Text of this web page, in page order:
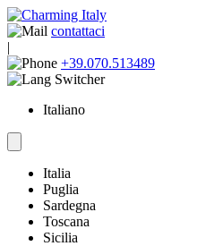
contattaci
|
+39.070.513489
Italiano
Italia
Puglia
Sardegna
Toscana
Sicilia